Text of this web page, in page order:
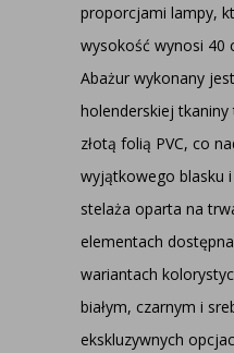
proporcjami lampy,
wysokość wynosi 40
Abażur wykonany
holenderskiej
złotą folią PVC, co
wyjątkowego blasku
stelaża oparta na
elementach
wariantach
białym, czarnym i
ekskluzywnych